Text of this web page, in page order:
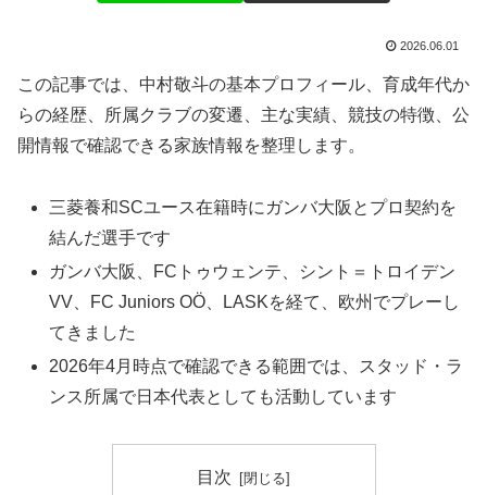
2026.06.01
この記事では、中村敬斗の基本プロフィール、育成年代か
らの経歴、所属クラブの変遷、主な実績、競技の特徴、公
開情報で確認できる家族情報を整理します。
三菱養和SCユース在籍時にガンバ大阪とプロ契約を
結んだ選手です
ガンバ大阪、FCトゥウェンテ、シント＝トロイデン
VV、FC Juniors OÖ、LASKを経て、欧州でプレーし
てきました
2026年4月時点で確認できる範囲では、スタッド・ラ
ンス所属で日本代表としても活動しています
目次